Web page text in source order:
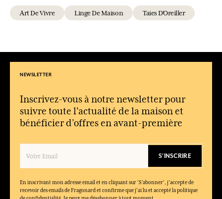
Art De Vivre Linge De Maison Taies D'Oreiller
NEWSLETTER
Inscrivez-vous à notre newsletter pour
suivre toute l'actualité de la maison et
bénéficier d’offres en avant-première
S'INSCRIRE
En inscrivant mon adresse email et en cliquant sur ‘S’abonner’, j'accepte de
recevoir des emails de Fragonard et confirme que j'ai lu et accepté la politique